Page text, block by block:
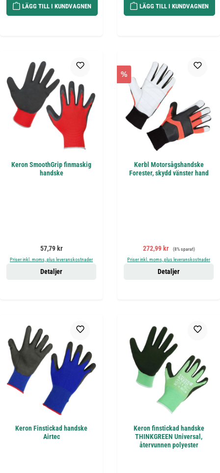
LÄGG TILL I KUNDVAGNEN LÄGG TILL I KUNDVAGNEN
Keron SmoothGrip finmaskig
handske
Ordinarie pris:
57,79 kr
Priser inkl. moms, plus leveranskostnader
Detaljer
%
Kerbl Motorsågshandske
Forester, skydd vänster hand
Försäljningspris:
272,99 kr Ordinarie pris:
(8% sparat)
Priser inkl. moms, plus leveranskostnader
Detaljer
Keron Finstickad handske
Airtec
Keron finstickad handske
THINKGREEN Universal,
återvunnen polyester